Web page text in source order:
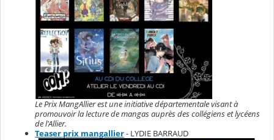
Le Prix MangAllier est une initiative départementale visant à
promouvoir la lecture de mangas auprès des collégiens et lycéens
de l'Allier.
Teaser prix mangallier- LYDIE BARRAUD